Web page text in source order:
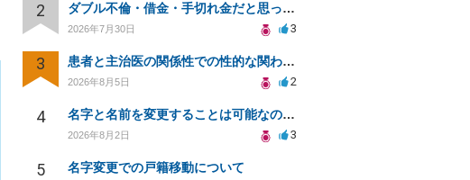
2 ダブル不倫・借金・手切れ金だと思っていたお金を1年後いまさら脅迫罪として通知書が来てまとめて請求
2026年7月30日 3
3 患者と主治医の関係性での性的な関わりからのトラブル
2026年8月5日 2
4 名字と名前を変更することは可能なのか？
2026年8月2日 3
5 名字変更での戸籍移動について